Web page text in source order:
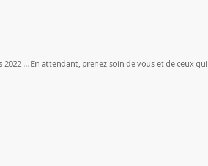
... En attendant, prenez soin de vous et de ceux qui